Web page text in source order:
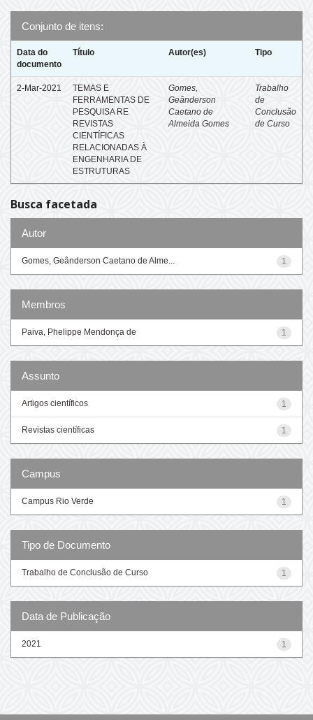
Conjunto de itens:
Data do
documento
Título Autor(es) Tipo
2-Mar-2021
TEMAS E
FERRAMENTAS DE
PESQUISA RE
REVISTAS
CIENTÍFICAS
RELACIONADAS À
ENGENHARIA DE
ESTRUTURAS
Gomes,
Geânderson
Caetano de
Almeida Gomes
Trabalho
de
Conclusão
de Curso
Busca facetada
Autor
1
Gomes, Geânderson Caetano de Alme...
Membros
1
Paiva, Phelippe Mendonça de
Assunto
1
Artigos científicos
1
Revistas científicas
Campus
1
Campus Rio Verde
Tipo de Documento
1
Trabalho de Conclusão de Curso
Data de Publicação
1
2021